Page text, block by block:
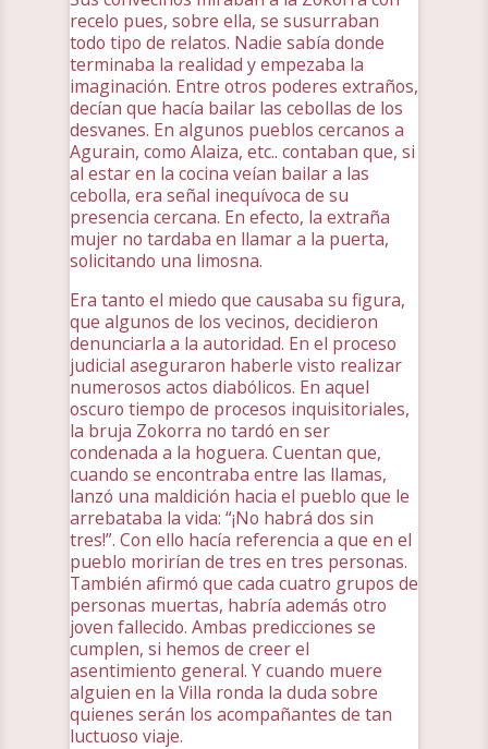
recelo pues, sobre ella, se susurraban
todo tipo de relatos. Nadie sabía donde
terminaba la realidad y empezaba la
imaginación. Entre otros poderes extraños,
decían que hacía bailar las cebollas de los
desvanes. En algunos pueblos cercanos a
Agurain, como Alaiza, etc.. contaban que, si
al estar en la cocina veían bailar a las
cebolla, era señal inequívoca de su
presencia cercana. En efecto, la extraña
mujer no tardaba en llamar a la puerta,
solicitando una limosna.
Era tanto el miedo que causaba su figura,
que algunos de los vecinos, decidieron
denunciarla a la autoridad. En el proceso
judicial aseguraron haberle visto realizar
numerosos actos diabólicos. En aquel
oscuro tiempo de procesos inquisitoriales,
la bruja Zokorra no tardó en ser
condenada a la hoguera. Cuentan que,
cuando se encontraba entre las llamas,
lanzó una maldición hacia el pueblo que le
arrebataba la vida: “¡No habrá dos sin
tres!”. Con ello hacía referencia a que en el
pueblo morirían de tres en tres personas.
También afirmó que cada cuatro grupos de
personas muertas, habría además otro
joven fallecido. Ambas predicciones se
cumplen, si hemos de creer el
asentimiento general. Y cuando muere
alguien en la Villa ronda la duda sobre
quienes serán los acompañantes de tan
luctuoso viaje.